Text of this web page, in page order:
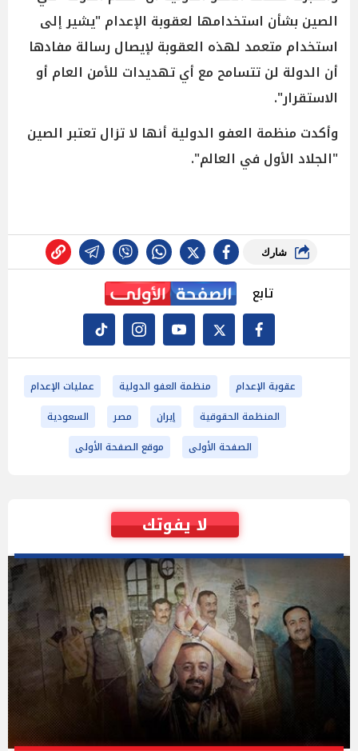
الصين بشأن استخدامها لعقوبة الإعدام "يشير إلى
استخدام متعمد لهذه العقوبة لإيصال رسالة مفادها
أن الدولة لن تتسامح مع أي تهديدات للأمن العام أو
الاستقرار".
وأكدت منظمة العفو الدولية أنها لا تزال تعتبر الصين
"الجلاد الأول في العالم".
شارك
تابع
عقوبة الإعدام منظمة العفو الدولية
عمليات الإعدام
المنظمة الحقوقية
إيران مصر
السعودية
الصفحة الأولى
موقع الصفحة الأولى
لا يفوتك